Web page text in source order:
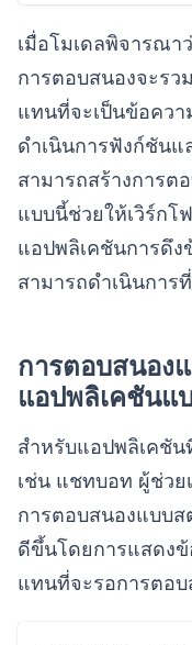
เมื่อโมเดลพิจารณา
การตอบสนองจะรว
แทนที่จะเป็นข้อคว
ดำเนินการฟังก์ชันแ
สามารถสร้างการต
แบบนี้ช่วยให้เวิร์กโ
แอปพลิเคชันการดึ
สามารถดำเนินการ
การตอบสนอง
แอปพลิเคชันแ
สำหรับแอปพลิเคชั
เช่น แชทบอท ผู้ช่วย
การตอบสนองแบบ
ดีขึ้นโดยการแสดง
แทนที่จะรอการตอ